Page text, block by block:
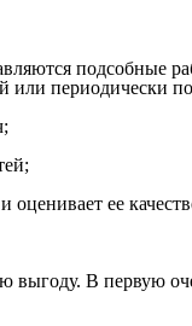
подсобные
или периодически
оценивает ее
выгоду. В первую